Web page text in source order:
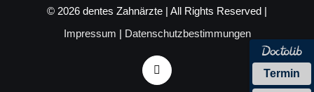
Termin
© 2026 dentes Zahnärzte | All Rights Reserved |
Impressum | Datenschutzbestimmungen
Instagram